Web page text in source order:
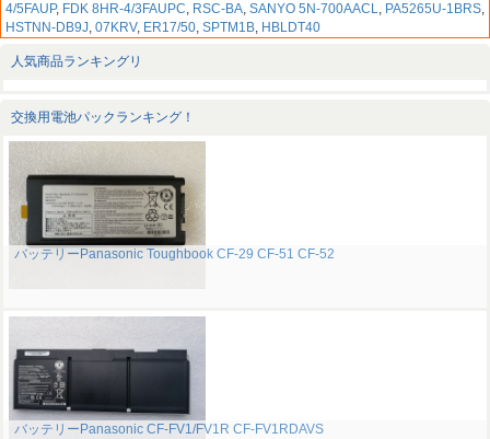
4/5FAUP, FDK 8HR-4/3FAUPC, RSC-BA, SANYO 5N-700AACL, PA5265U-1BRS,
HSTNN-DB9J, 07KRV, ER17/50, SPTM1B, HBLDT40
人気商品ランキングリ
交換用電池パックランキング！
バッテリーPanasonic Toughbook CF-29 CF-51 CF-52
バッテリーPanasonic CF-FV1/FV1R CF-FV1RDAVS